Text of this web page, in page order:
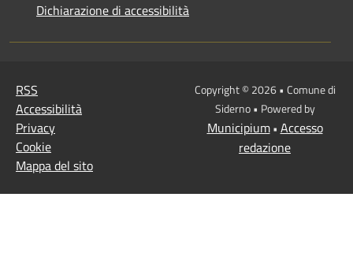
Dichiarazione di accessibilità
RSS
Accessibilità
Privacy
Cookie
Mappa del sito
Copyright © 2026 • Comune di
Siderno • Powered by
Municipium• Accesso
redazione